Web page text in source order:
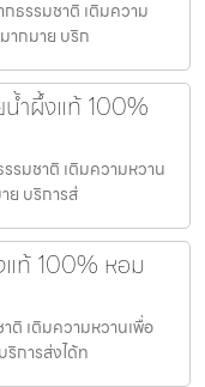
ธรรมชาติ เติมความ
ากมาย บริก
ำผึ้งแท้ 100%
รมชาติ เติมความหวาน
ย บริการส่
แท้ 100% หอม
ติ เติมความหวานเพื่อ
การส่งได้ท